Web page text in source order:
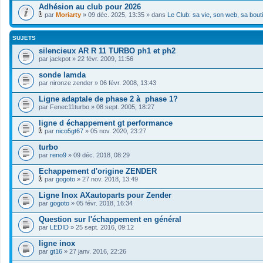
Adhésion au club pour 2026
F
i
i
e
r
(
s
)
j
o
i
t
(
s
)
par Moriarty » 09 déc. 2025, 13:35 » dans Le Club: sa vie, son web, sa
SUJETS
silencieux AR R 11 TURBO ph1 et ph2
par jackpot » 22 févr. 2009, 11:56
sonde lamda
par nironze zender » 06 févr. 2008, 13:43
Ligne adaptale de phase 2 à phase 1?
par Fenec11turbo » 08 sept. 2005, 18:27
ligne d échappement gt performance
F
i
c
h
i
e
r
s
)
j
o
i
n
t
(
s
par nico5gt67 » 05 nov. 2020, 23:27
turbo
par reno9 » 09 déc. 2018, 08:29
Echappement d'origine ZENDER
F
i
c
h
i
e
r
s
)
j
par gogoto » 27 nov. 2018, 13:49
Ligne Inox AXautoparts pour Zender
par gogoto » 05 févr. 2018, 16:34
Question sur l'échappement en général
par LEDID » 25 sept. 2016, 09:12
ligne inox
par gt16 » 27 janv. 2016, 22:26